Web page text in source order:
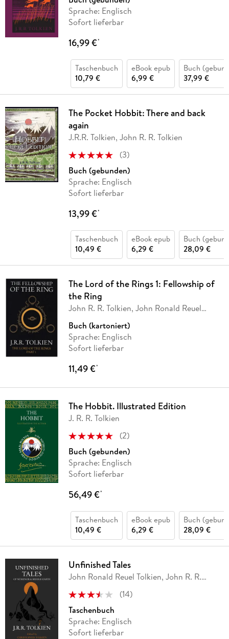
Sprache: Englisch
Sofort lieferbar
16,99 €*
Taschenbuch
10,79 €
eBook epub
6,99 €
Buch
37,99 €
The Pocket Hobbit: There and back
again
J.R.R. Tolkien, John R. R. Tolkien
(3)
Buch (gebunden)
Sprache: Englisch
Sofort lieferbar
13,99 €*
Taschenbuch
10,49 €
eBook epub
6,29 €
Buch
28,09 €
The Lord of the Rings 1: Fellowship of
the Ring
John R. R. Tolkien, John Ronald Reuel
Buch (kartoniert)
Sprache: Englisch
Sofort lieferbar
11,49 €*
The Hobbit. Illustrated Edition
J. R. R. Tolkien
(2)
Buch (gebunden)
Sprache: Englisch
Sofort lieferbar
56,49 €*
Taschenbuch
10,49 €
eBook epub
6,29 €
Buch
28,09 €
Unfinished Tales
John Ronald Reuel Tolkien, John R. R.
(14)
Taschenbuch
Sprache: Englisch
Sofort lieferbar